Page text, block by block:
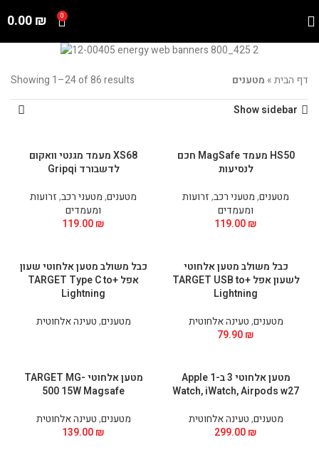
0
0.00₪
דף הבית» מטענים
Showing 1–24 of 86 results
Show sidebar
HS50 מעמד MagSafe חכם
לנסיעות
מטענים,מטעני רכב,זרועות
ומעמדים
119.00₪
XS68 מעמד מגנטי וואקום
לדשבורד Gripqi
מטענים,מטעני רכב,זרועות
ומעמדים
119.00₪
כבל משולב מטען אלחוטי
לשעון אפל +TARGET USB to
Lightning
מטענים,טעינה אלחוטית
79.90₪
כבל משולב מטען אלחוטי שעון
אפל +TARGET Type C to
Lightning
מטענים,טעינה אלחוטית
מטען אלחוטי 3 ב-1 Apple
Watch, iWatch, Airpods w27
מטענים,טעינה אלחוטית
299.00₪
מטען אלחוטי TARGET MG-
500 15W Magsafe
מטענים,טעינה אלחוטית
139.00₪